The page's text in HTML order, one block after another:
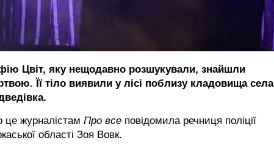
Цвіт, яку нещодавно розшукували, знайшли
Її тіло виявили у лісі поблизу кладовища села
це журналістам Про все повідомила речниця поліції
області Зоя Вовк.